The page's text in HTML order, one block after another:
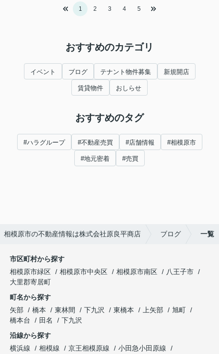
1 2 3 4 5
おすすめのカテゴリ
イベント ブログ テナント物件募集 新規開店
賃貸物件 おしらせ
おすすめのタグ
#ハラグループ #不動産売買 #店舗情報 #相模原市
#地元密着 #売買
相模原市の不動産情報は株式会社原良平商店 ブログ 一覧
市区町村から探す
相模原市緑区
相模原市中央区 相模原市南区
八王子市
大里郡寄居町
町名から探す
矢部
橋本 東林間 下九沢 東橋本 上矢部
旭町
橋本台
田名
下九沢
沿線から探す
横浜線
相模線 京王相模原線
小田急小田原線